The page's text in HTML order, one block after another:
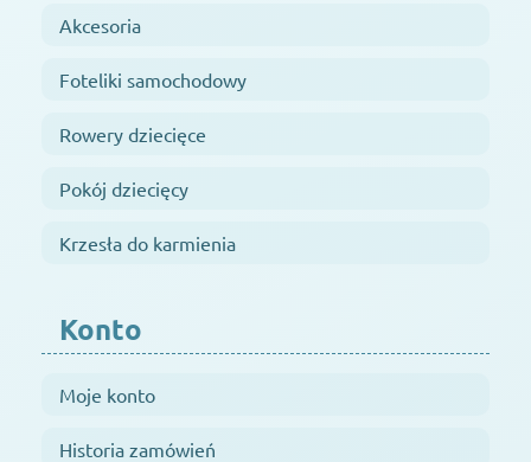
Akcesoria
Foteliki samochodowy
Rowery dziecięce
Pokój dziecięcy
Krzesła do karmienia
Konto
Moje konto
Historia zamówień